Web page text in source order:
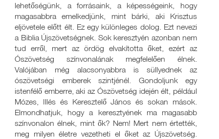
lehetőségünk, a forrásaink, a képességeink, hogy
magasabbra emelkedjünk, mint bárki, aki Krisztus
eljövetele előtt élt. Ez egy különleges dolog. Ezt nevezi
a Biblia Újszövetségnek. Sok keresztyén azonban nem
tud erről, mert az ördög elvakította őket, ezért az
Ószövetség színvonalának megfelelően élnek.
Valójában még alacsonyabbra is süllyednek az
ószövetségi emberek szintjénél. Gondoljunk egy
istenfélő emberre, aki az Ószövetség idején élt, például
Mózes, Illés és Keresztelő János és sokan mások.
Elmondhatjuk, hogy a keresztyének ma magasabb
színvonalon élnek, mint ők? Nem! Mert nem értették,
meg milyen életre vezetheti el őket az Újszövetség.